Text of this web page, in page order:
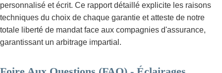
personnalisé et écrit. Ce rapport détaillé explicite les raisons
techniques du choix de chaque garantie et atteste de notre
totale liberté de mandat face aux compagnies d'assurance,
garantissant un arbitrage impartial.